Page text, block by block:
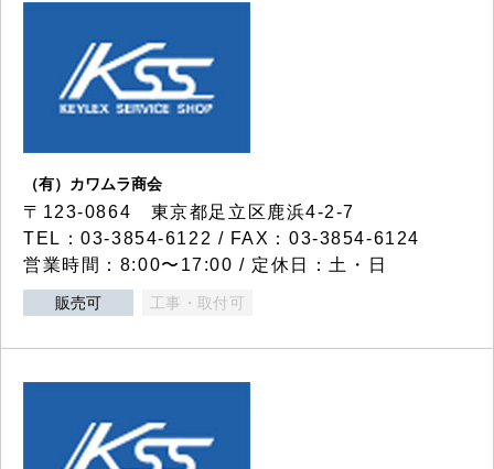
（有）カワムラ商会
〒123-0864 東京都足立区鹿浜4-2-7
TEL：03-3854-6122 / FAX：03-3854-6124
営業時間：8:00〜17:00 / 定休日：土・日
販売可 工事・取付可